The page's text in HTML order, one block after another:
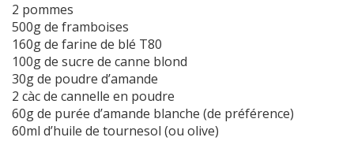
2 pommes
500g de framboises
160g de farine de blé T80
100g de sucre de canne blond
30g de poudre d’amande
2 càc de cannelle en poudre
60g de purée d’amande blanche (de préférence)
60ml d’huile de tournesol (ou olive)